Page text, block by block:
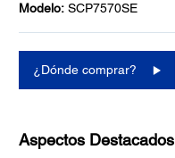
Modelo: SCP7570SE
¿Dónde comprar?
Aspectos Destacados